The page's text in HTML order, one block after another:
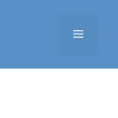
Menü